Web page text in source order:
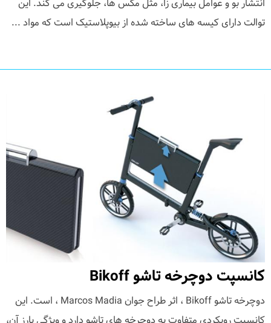
انتشار بو و عوامل بیماری زا، مثل مگس ها، جلوگیری می کند. این
توالت دارای کیسه های ساخته شده از بیوپلاستیک است که مواد ...
کانسپت دوچرخه تاشو Bikoff
دوچرخه تاشو Bikoff ، اثر طراح جوان Marcos Madia ، است. این